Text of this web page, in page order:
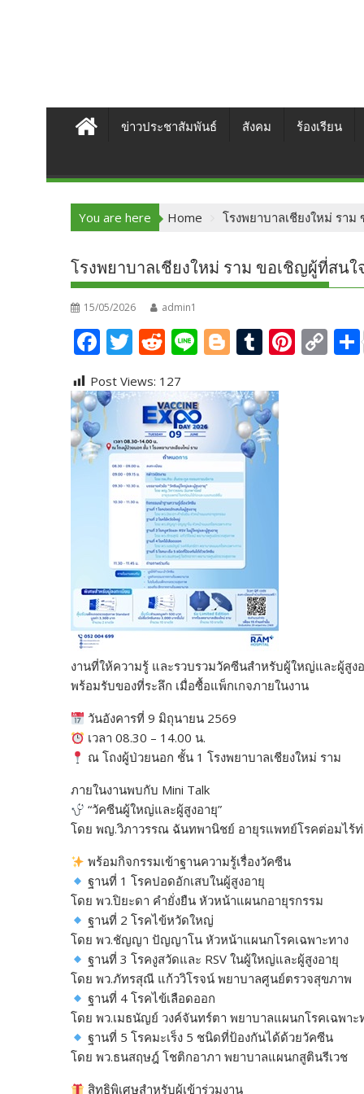
ข่าวประชาสัมพันธ์ สังคม ร้องเรียน
You are here Home โรงพยาบาลเชียงใหม่ ราม
โรงพยาบาลเชียงใหม่ ราม ขอเชิญผู้ที่สนใ
15/05/2026 admin1
F
e
b
o
o
k
T
itt
er
R
d
di
t
Li
e
Bl
g
g
er
T
m
bl
r
Pi C
Post Views: 127
งานที่ให้ความรู้ และรวบรวมวัคซีนสำหรับผู้ใหญ่และผู้สูง
พร้อมรับของที่ระลึก เมื่อซื้อแพ็กเกจภายในงาน
วันอังคารที่ 9 มิถุนายน 2569
เวลา 08.30 – 14.00 น.
ณ โถงผู้ป่วยนอก ชั้น 1 โรงพยาบาลเชียงใหม่ ราม
ภายในงานพบกับ Mini Talk
“วัคซีนผู้ใหญ่และผู้สูงอายุ”
โดย พญ.วิภาวรรณ ฉันทพานิชย์ อายุรแพทย์โรคต่อมไร้
พร้อมกิจกรรมเข้าฐานความรู้เรื่องวัคซีน
ฐานที่ 1 โรคปอดอักเสบในผู้สูงอายุ
โดย พว.ปิยะดา คำยั่งยืน หัวหน้าแผนกอายุรกรรม
ฐานที่ 2 โรคไข้หวัดใหญ่
โดย พว.ชัญญา ปัญญาโน หัวหน้าแผนกโรคเฉพาะทาง
ฐานที่ 3 โรคงูสวัดและ RSV ในผู้ใหญ่และผู้สูงอายุ
โดย พว.ภัทรสุณี แก้ววิโรจน์ พยาบาลศูนย์ตรวจสุขภาพ
ฐานที่ 4 โรคไข้เลือดออก
โดย พว.เมธนัญย์ วงค์จันทร์ตา พยาบาลแผนกโรคเฉพาะ
ฐานที่ 5 โรคมะเร็ง 5 ชนิดที่ป้องกันได้ด้วยวัคซีน
โดย พว.ธนสฤษฎ์ โชติกอาภา พยาบาลแผนกสูตินรีเวช
สิทธิพิเศษสำหรับผู้เข้าร่วมงาน